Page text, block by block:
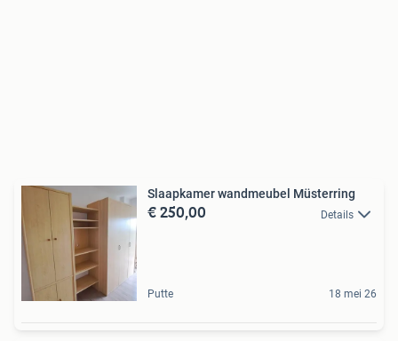
Slaapkamer wandmeubel Müsterring
€ 250,00 Details
Putte 18 mei 26